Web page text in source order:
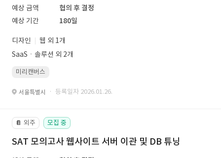
예상 금액
협의 후 결정
예상 기간
180일
디자인
웹 외 1개
SaaSㆍ솔루션 외 2개
미리캔버스
서울특별시 · 등록일자 2026.01.26.
📔 외주 모집 중
SAT 모의고사 웹사이트 서버 이관 및 DB 튜닝